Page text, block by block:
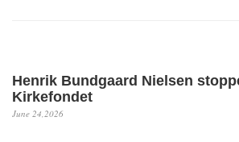
Henrik Bundgaard Nielsen
Kirkefondet
June 24,2026